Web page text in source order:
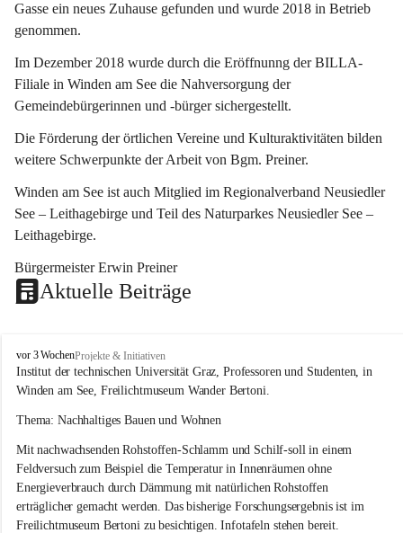
Gasse ein neues Zuhause gefunden und wurde 2018 in Betrieb
genommen.
Im Dezember 2018 wurde durch die Eröffnunng der BILLA-
Filiale in Winden am See die Nahversorgung der
Gemeindebürgerinnen und -bürger sichergestellt.
Die Förderung der örtlichen Vereine und Kulturaktivitäten bilden
weitere Schwerpunkte der Arbeit von Bgm. Preiner.
Winden am See ist auch Mitglied im Regionalverband Neusiedler
See – Leithagebirge und Teil des Naturparkes Neusiedler See –
Leithagebirge.
Bürgermeister Erwin Preiner
Aktuelle Beiträge
W
i
n
e
a
m
S
e
e
vor 3 WochenProjekte & Initiativen
Institut der technischen Universität Graz, Professoren und Studenten, in
Winden am See, Freilichtmuseum Wander Bertoni.
Thema: Nachhaltiges Bauen und Wohnen
Mit nachwachsenden Rohstoffen-Schlamm und Schilf-soll in einem
Feldversuch zum Beispiel die Temperatur in Innenräumen ohne
Energieverbrauch durch Dämmung mit natürlichen Rohstoffen
erträglicher gemacht werden. Das bisherige Forschungsergebnis ist im
Freilichtmuseum Bertoni zu besichtigen. Infotafeln stehen bereit.